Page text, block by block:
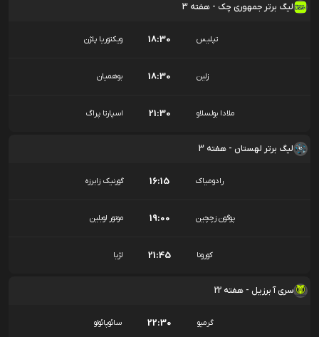
لیگ برتر جمهوری چک - هفته 3
تپلیس 18:30 ویکتوریا پلژن
زلین 18:30 بوهمیان
ملادا بولسلاو 21:30 اسپارتا پراگ
لیگ برتر لهستان - هفته 3
رادومیاک 16:15 گورنیک زابرزه
پوگون زچچین 19:00 موتور لوبلین
کورونا 21:45 لژیا
سری آ برزیل - هفته 22
گرمیو 22:30 سائوپائولو